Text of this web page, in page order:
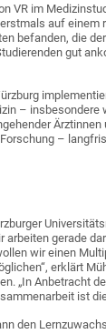
VR im
auf einem
befanden, die
gut
–
Ärztinnen
–
gerade
wir einen
erklärt
„In Anbetracht
ist
den